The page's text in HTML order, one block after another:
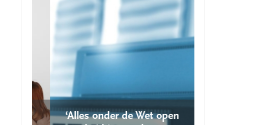
‘Alles onder de Wet open